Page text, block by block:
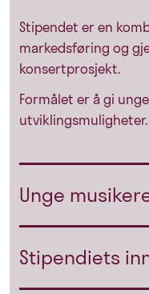
Stipendet er en
markedsføring og
konsertprosjekt.
Formålet er å gi
utviklingsmuligheter.
Unge
Stipendiets